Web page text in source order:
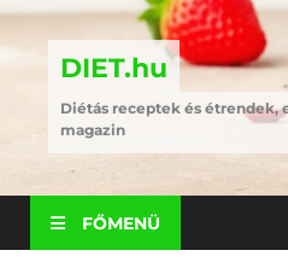
DIET.hu
Diétás receptek és étrendek,
magazin
FŐMENÜ